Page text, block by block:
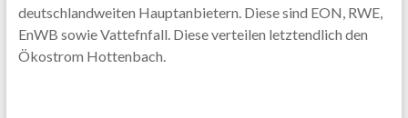
deutschlandweiten Hauptanbietern. Diese sind EON, RWE,
EnWB sowie Vattefnfall. Diese verteilen letztendlich den
Ökostrom Hottenbach.